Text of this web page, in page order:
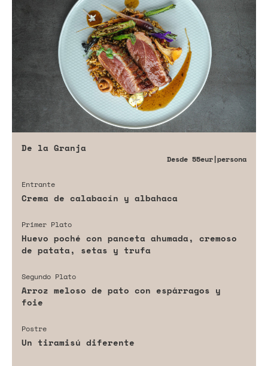
De la Granja
Desde 55eur|persona
Entrante
Crema de calabacín y albahaca
Primer Plato
Huevo poché con panceta ahumada, cremoso
de patata, setas y trufa
Segundo Plato
Arroz meloso de pato con espárragos y
foie
Postre
Un tiramisú diferente